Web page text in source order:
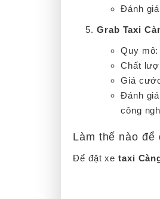
Đánh
Grab Taxi
Quy
Chất
Giá
Đánh
công
Làm thế nào để
Để đặt xe taxi